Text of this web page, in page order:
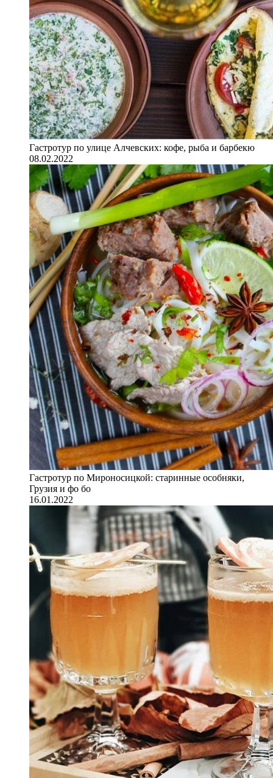
Гастротур по улице Алчевских: кофе, рыба и барбекю
08.02.2022
Гастротур по Мироносицкой: старинные особняки,
Грузия и фо бо
16.01.2022